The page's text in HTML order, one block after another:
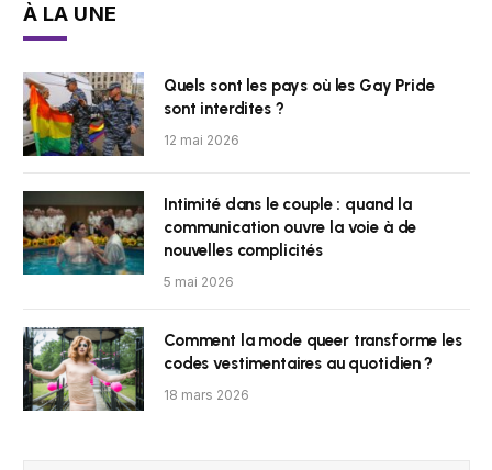
À LA UNE
Quels sont les pays où les Gay Pride
sont interdites ?
12 mai 2026
Intimité dans le couple : quand la
communication ouvre la voie à de
nouvelles complicités
5 mai 2026
Comment la mode queer transforme les
codes vestimentaires au quotidien ?
18 mars 2026